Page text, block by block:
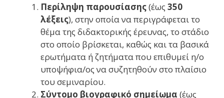
Περίληψη παρουσίασης(έως 350
λέξεις), στην οποία να περιγράφεται το
θέμα της διδακτορικής έρευνας, το στάδιο
στο οποίο βρίσκεται, καθώς και τα βασικά
ερωτήματα ή ζητήματα που επιθυμεί η/ο
υποψήφια/ος να συζητηθούν στο πλαίσιο
του σεμιναρίου.
Σύντομο βιογραφικό σημείωμα (έως